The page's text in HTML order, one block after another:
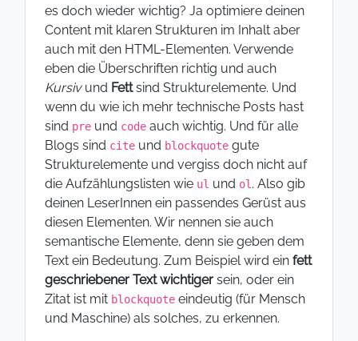
es doch wieder wichtig? Ja optimiere deinen
Content mit klaren Strukturen im Inhalt aber
auch mit den HTML-Elementen. Verwende
eben die Überschriften richtig und auch
Kursivund Fettsind Strukturelemente. Und
wenn du wie ich mehr technische Posts hast
sind pre und code auch wichtig. Und für alle
Blogs sind cite und blockquote gute
Strukturelemente und vergiss doch nicht auf
die Aufzählungslisten wie ul und ol . Also gib
deinen LeserInnen ein passendes Gerüst aus
diesen Elementen. Wir nennen sie auch
semantische Elemente, denn sie geben dem
Text ein Bedeutung. Zum Beispiel wird ein fett
geschriebener Text wichtiger sein, oder ein
Zitat ist mit blockquote eindeutig (für Mensch
und Maschine) als solches, zu erkennen.